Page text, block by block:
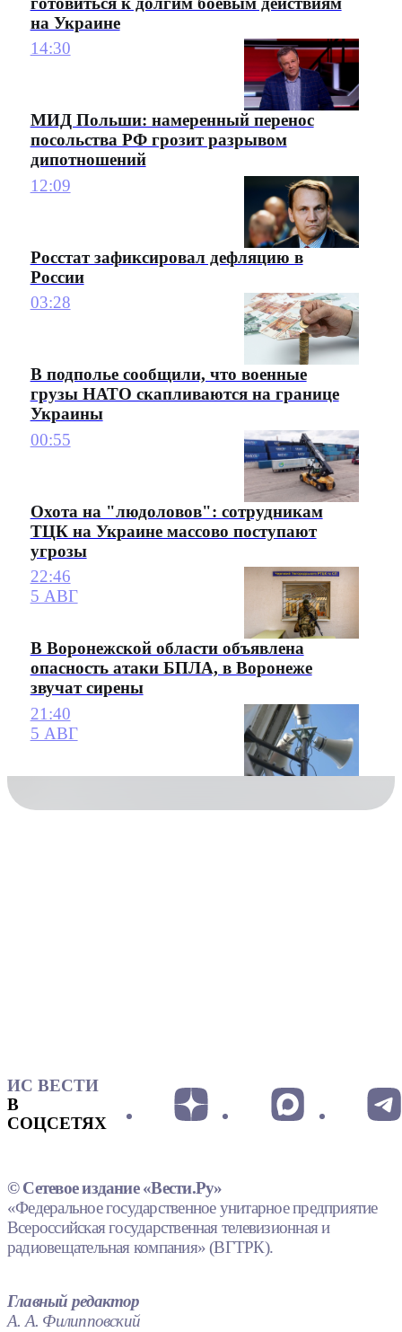
на Украине
14:30
МИД Польши: намеренный перенос
посольства РФ грозит разрывом
дипотношений
12:09
Росстат зафиксировал дефляцию в
России
03:28
В подполье сообщили, что военные
грузы НАТО скапливаются на границе
Украины
00:55
Охота на "людоловов": сотрудникам
ТЦК на Украине массово поступают
угрозы
22:46
5 АВГ
В Воронежской области объявлена
опасность атаки БПЛА, в Воронеже
звучат сирены
21:40
5 АВГ
ИС ВЕСТИ
В
СОЦСЕТЯХ
© Сетевое издание «Вести.Ру»
«Федеральное государственное унитарное предприятие
Всероссийская государственная телевизионная и
радиовещательная компания» (ВГТРК).
Главный редактор
А. А. Филипповский